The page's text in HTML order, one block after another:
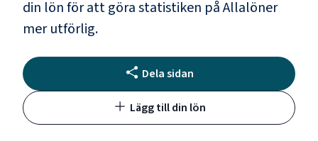
din lön för att göra statistiken på Allalöner
mer utförlig.
Dela sidan
Lägg till din lön